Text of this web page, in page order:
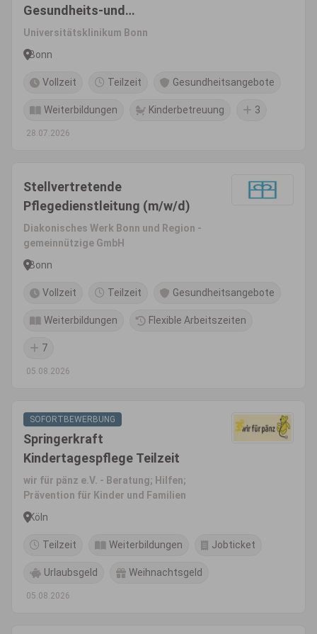
Gesundheits-und
Krankenpfleger*In (m/w/d)
Universitätsklinikum Bonn
Bonn
Vollzeit Teilzeit Gesundheitsangebote
Weiterbildungen Kinderbetreuung 3
28.07.2026
Stellvertretende
Pflegedienstleitung (m/w/d)
Diakonisches Werk Bonn und Region -
gemeinnützige GmbH
Bonn
Vollzeit Teilzeit Gesundheitsangebote
Weiterbildungen Flexible Arbeitszeiten
7
05.08.2026
SOFORTBEWERBUNG
Springerkraft
Kindertagespflege Teilzeit
wir für pänz e.V. - Beratung; Hilfen;
Prävention für Kinder und Familien
Köln
Teilzeit Weiterbildungen Jobticket
Urlaubsgeld Weihnachtsgeld
05.08.2026